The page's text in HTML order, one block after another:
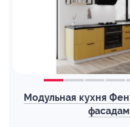
Модульная кухня